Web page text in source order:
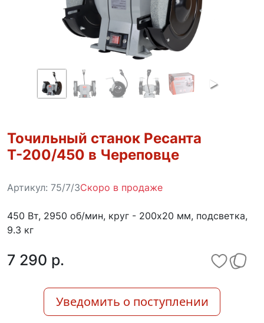
Точильный станок Ресанта
Т-200/450 в Череповце
Артикул: 75/7/3Скоро в продаже
450 Вт, 2950 об/мин, круг - 200х20 мм, подсветка,
9.3 кг
7 290 p.
Уведомить о поступлении